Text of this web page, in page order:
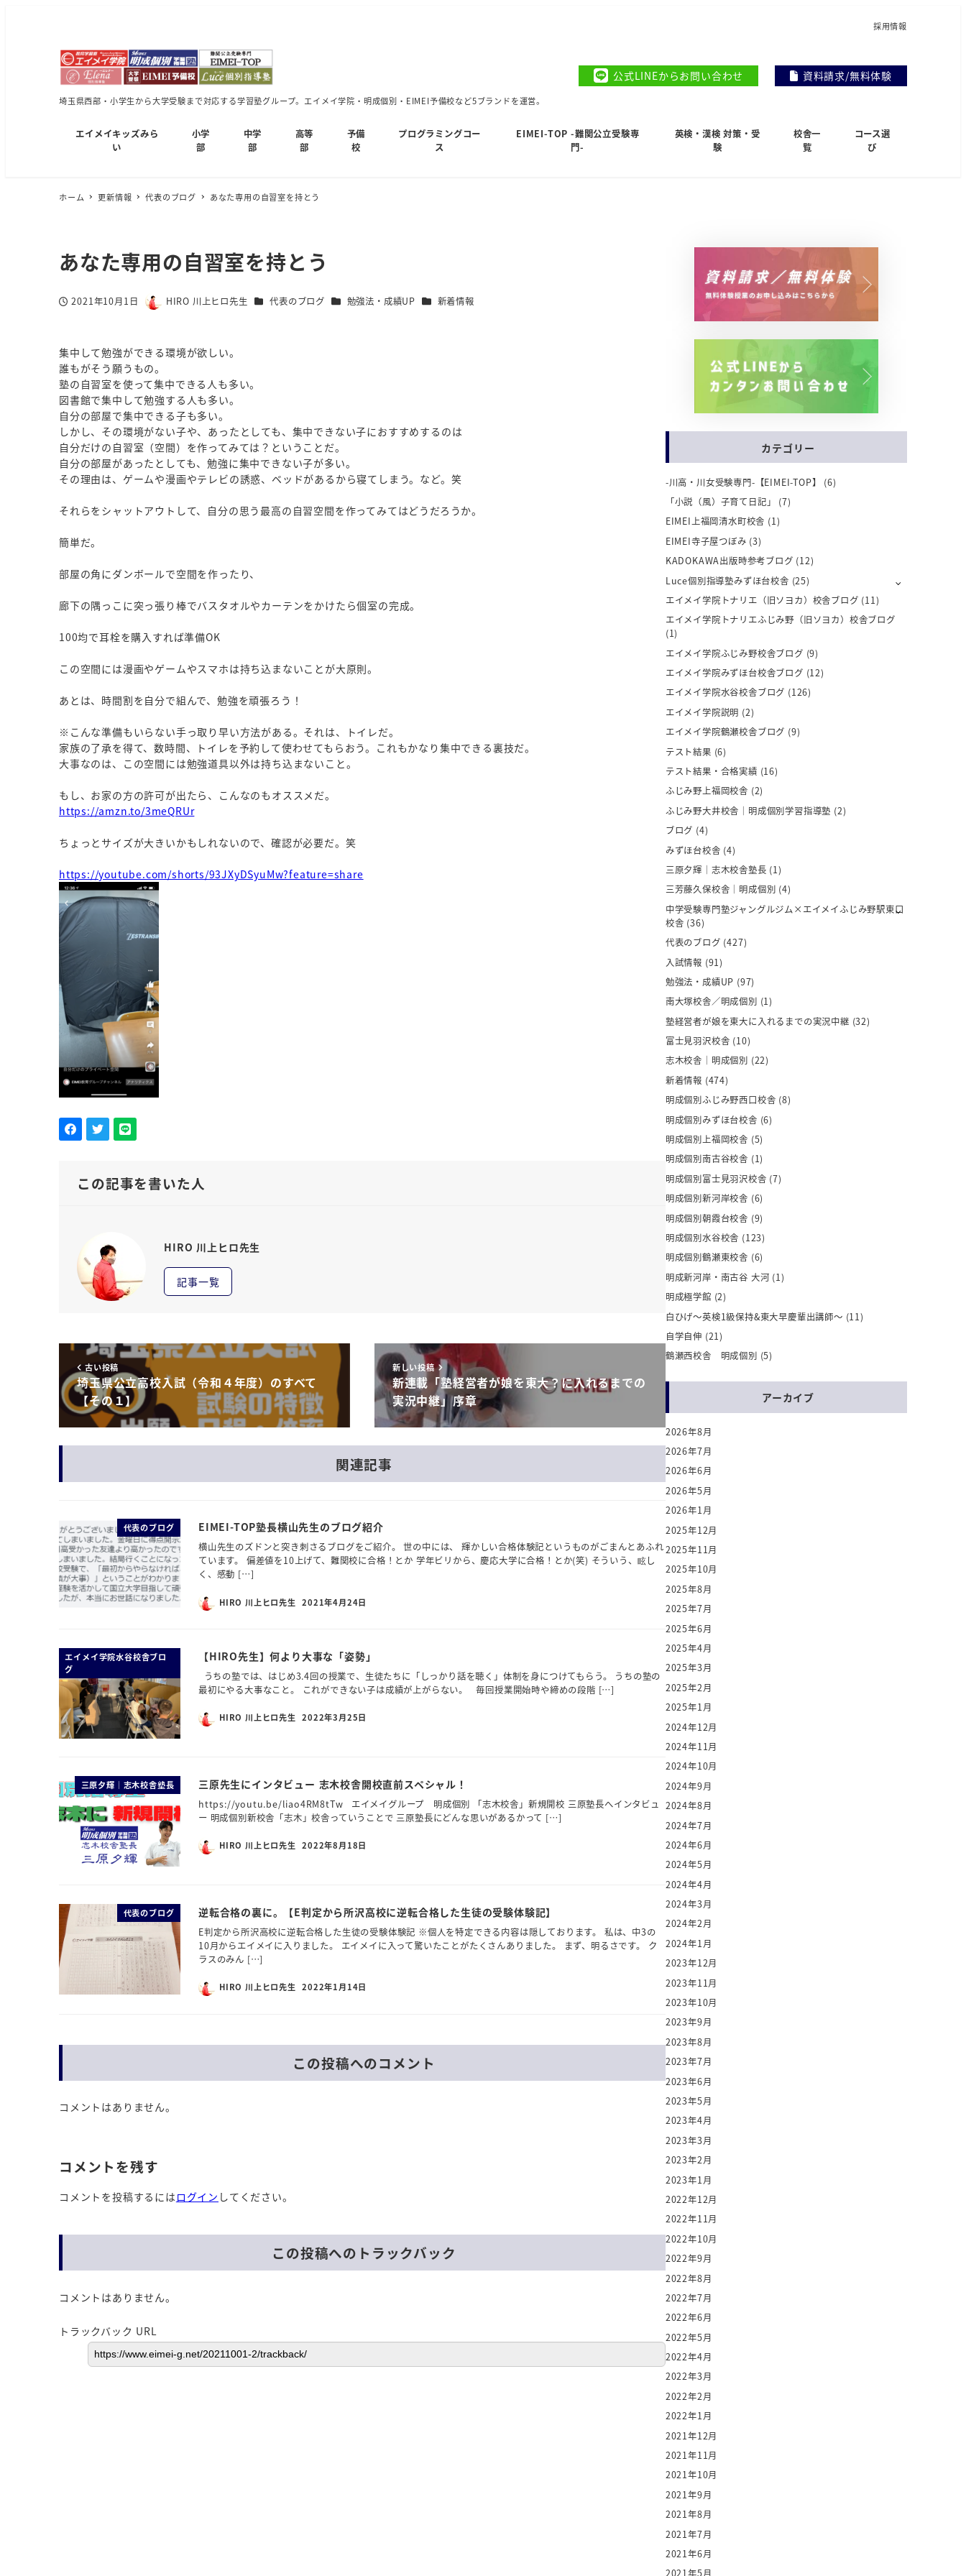
採用情報
埼玉県西部・小学生から大学受験まで対応する学習塾グループ。エイメイ学院・明成個別・EIMEI予備校など5ブランドを運営。
公式LINEからお問い合わせ 資料請求/無料体験
エイメイキッズみら
い
小学
部
中学
部
高等
部
予備
校
プログラミングコー
ス
EIMEI-TOP -難関公立受験専
門-
英検・漢検 対策・受
験
校舎一
覧
コース選
び
ホーム 更新情報 代表のブログ あなた専用の自習室を持とう
あなた専用の自習室を持とう
投稿日2021年10月1日
著
HIRO 川上ヒロ先生 カテゴリー
代表のブログ カテゴリー
勉強法・成績UP カテゴリー
新着情報
集中して勉強ができる環境が欲しい。
誰もがそう願うもの。
塾の自習室を使って集中できる人も多い。
図書館で集中して勉強する人も多い。
自分の部屋で集中できる子も多い。
しかし、その環境がない子や、あったとしても、集中できない子におすすめするのは
自分だけの自習室（空間）を作ってみては？ということだ。
自分の部屋があったとしても、勉強に集中できない子が多い。
その理由は、ゲームや漫画やテレビの誘惑、ベッドがあるから寝てしまう。など。笑
それらをシャットアウトして、自分の思う最高の自習空間を作ってみてはどうだろうか。
簡単だ。
部屋の角にダンボールで空間を作ったり、
廊下の隅っこに突っ張り棒でバスタオルやカーテンをかけたら個室の完成。
100均で耳栓を購入すれば準備OK
この空間には漫画やゲームやスマホは持ち込まないことが大原則。
あとは、時間割を自分で組んで、勉強を頑張ろう！
※こんな準備もいらない手っ取り早い方法がある。それは、トイレだ。
家族の了承を得て、数時間、トイレを予約して使わせてもらおう。これもかなり集中できる裏技だ。
大事なのは、この空間には勉強道具以外は持ち込まないこと。
もし、お家の方の許可が出たら、こんなのもオススメだ。
https://amzn.to/3meQRUr
ちょっとサイズが大きいかもしれないので、確認が必要だ。笑
https://youtube.com/shorts/93JXyDSyuMw?feature=share
この記事を書いた人
HIRO 川上ヒロ先生
記事一覧
古い投稿
埼玉県公立高校入試（令和４年度）のすべて
【その１】
新しい投稿
新連載「塾経営者が娘を東大？に入れるまでの
実況中継」序章
関連記事
代表のブログ EIMEI-TOP塾長横山先生のブログ紹介
横山先生のズドンと突き刺さるブログをご紹介。 世の中には、 輝かしい合格体験記というものがごまんとあふれ
ています。 偏差値を10上げて、難関校に合格！とか 学年ビリから、慶応大学に合格！とか(笑) そういう、眩し
く、感動 […]
HIRO 川上ヒロ先生 2021年4月24日
エイメイ学院水谷校舎ブロ
グ
【HIRO先生】何より大事な「姿勢」
うちの塾では、はじめ3.4回の授業で、生徒たちに「しっかり話を聴く」体制を身につけてもらう。 うちの塾の
最初にやる大事なこと。 これができない子は成績が上がらない。 毎回授業開始時や締めの段階 […]
HIRO 川上ヒロ先生 2022年3月25日
三原夕輝｜志木校舎塾長 三原先生にインタビュー 志木校舎開校直前スペシャル！
https://youtu.be/liao4RM8tTw エイメイグループ 明成個別 「志木校舎」新規開校 三原塾長へインタビュ
ー 明成個別新校舎「志木」校舎っていうことで 三原塾長にどんな思いがあるかって […]
HIRO 川上ヒロ先生 2022年8月18日
代表のブログ 逆転合格の裏に。【E判定から所沢高校に逆転合格した生徒の受験体験記】
E判定から所沢高校に逆転合格した生徒の受験体験記 ※個人を特定できる内容は隠しております。 私は、中3の
10月からエイメイに入りました。 エイメイに入って驚いたことがたくさんありました。 まず、明るさです。 ク
ラスのみん […]
HIRO 川上ヒロ先生 2022年1月14日
この投稿へのコメント
コメントはありません。
コメントを残す
コメントを投稿するには ログイン してください。
この投稿へのトラックバック
コメントはありません。
トラックバック URL
カテゴリー
-川高・川女受験専門-【EIMEI-TOP】
(6)
「小説（風）子育て日記」
(7)
EIMEI上福岡清水町校舎 (1)
EIMEI寺子屋つぼみ (3)
KADOKAWA出版時参考ブログ (12)
Luce個別指導塾みずほ台校舎 (25)
エイメイ学院トナリエ（旧ソヨカ）校舎ブログ (11)
エイメイ学院トナリエふじみ野（旧ソヨカ）校舎ブログ
(1)
エイメイ学院ふじみ野校舎ブログ (9)
エイメイ学院みずほ台校舎ブログ (12)
エイメイ学院水谷校舎ブログ (126)
エイメイ学院説明 (2)
エイメイ学院鶴瀬校舎ブログ (9)
テスト結果 (6)
テスト結果・合格実績 (16)
ふじみ野上福岡校舎 (2)
ふじみ野大井校舎｜明成個別学習指導塾 (2)
ブログ (4)
みずほ台校舎 (4)
三原夕輝｜志木校舎塾長 (1)
三芳藤久保校舎｜明成個別 (4)
中学受験専門塾ジャングルジム×エイメイふじみ野駅東口
校舎 (36)
代表のブログ (427)
入試情報 (91)
勉強法・成績UP (97)
南大塚校舎／明成個別 (1)
塾経営者が娘を東大に入れるまでの実況中継 (32)
富士見羽沢校舎 (10)
志木校舎｜明成個別 (22)
新着情報 (474)
明成個別ふじみ野西口校舎 (8)
明成個別みずほ台校舎 (6)
明成個別上福岡校舎 (5)
明成個別南古谷校舎 (1)
明成個別富士見羽沢校舎 (7)
明成個別新河岸校舎 (6)
明成個別朝霞台校舎 (9)
明成個別水谷校舎 (123)
明成個別鶴瀬東校舎 (6)
明成新河岸・南古谷 大河 (1)
明成極学館 (2)
白ひげ～英検1級保持&東大早慶輩出講師～ (11)
自学自伸 (21)
鶴瀬西校舎 明成個別 (5)
アーカイブ
2026年8月
2026年7月
2026年6月
2026年5月
2026年1月
2025年12月
2025年11月
2025年10月
2025年8月
2025年7月
2025年6月
2025年4月
2025年3月
2025年2月
2025年1月
2024年12月
2024年11月
2024年10月
2024年9月
2024年8月
2024年7月
2024年6月
2024年5月
2024年4月
2024年3月
2024年2月
2024年1月
2023年12月
2023年11月
2023年10月
2023年9月
2023年8月
2023年7月
2023年6月
2023年5月
2023年4月
2023年3月
2023年2月
2023年1月
2022年12月
2022年11月
2022年10月
2022年9月
2022年8月
2022年7月
2022年6月
2022年5月
2022年4月
2022年3月
2022年2月
2022年1月
2021年12月
2021年11月
2021年10月
2021年9月
2021年8月
2021年7月
2021年6月
2021年5月